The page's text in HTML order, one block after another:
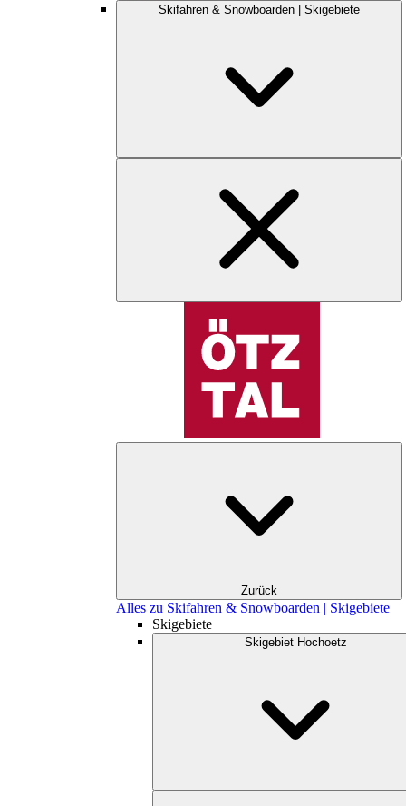
Skifahren & Snowboarden | Skigebiete
Zurück
Alles zu Skifahren & Snowboarden | Skigebiete
Skigebiete
Skigebiet Hochoetz